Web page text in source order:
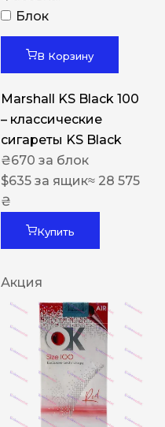
Блок
В Корзину
Marshall KS Black 100
– классические
сигареты KS Black
₴670 за блок
$635 за ящик≈ 28 575
₴
Купить
Акция